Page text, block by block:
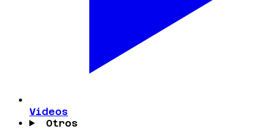
Videos
Otros